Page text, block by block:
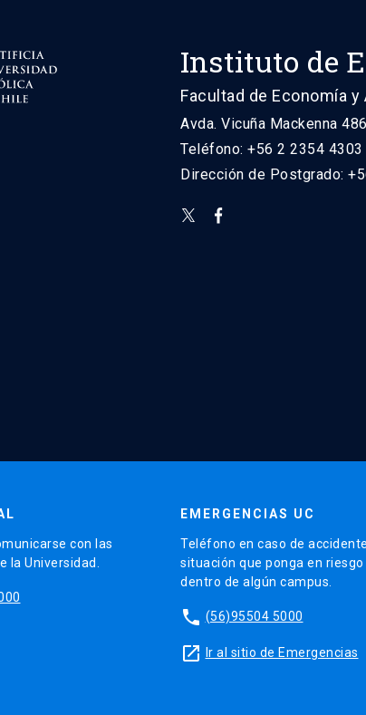
Instituto de
Facultad de Economía
Avda. Vicuña Mackenna
Teléfono: +56 2 2354 4303
Dirección de Postgrado:
con las
la Universidad.
EMERGENCIAS UC
Teléfono en caso de
situación que ponga en riesgo
dentro de algún campus.
phone (56)95504 5000
launch Ir al sitio de Emergencias